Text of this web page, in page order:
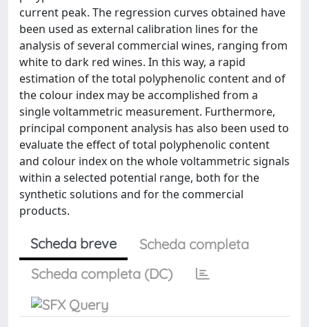
current peak. The regression curves obtained have
been used as external calibration lines for the
analysis of several commercial wines, ranging from
white to dark red wines. In this way, a rapid
estimation of the total polyphenolic content and of
the colour index may be accomplished from a
single voltammetric measurement. Furthermore,
principal component analysis has also been used to
evaluate the effect of total polyphenolic content
and colour index on the whole voltammetric signals
within a selected potential range, both for the
synthetic solutions and for the commercial
products.
Scheda breve
Scheda completa
Scheda completa (DC)